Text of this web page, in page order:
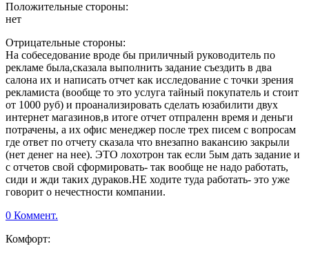
Положительные стороны:
нет
Отрицательные стороны:
На собеседование вроде бы приличный руководитель по
рекламе была,сказала выполнить задание съездить в два
салона их и написать отчет как исследование с точки зрения
рекламиста (вообще то это услуга тайный покупатель и стоит
от 1000 руб) и проанализировать сделать юзабилити двух
интернет магазинов,в итоге отчет отпраленн время и деньги
потрачены, а их офис менеджер после трех писем с вопросам
где ответ по отчету сказала что внезапно вакансию закрыли
(нет денег на нее). ЭТО лохотрон так если 5ым дать задание и
с отчетов свой сформировать- так вообще не надо работать,
сиди и жди таких дураков.НЕ ходите туда работать- это уже
говорит о нечестности компании.
0 Коммент.
Комфорт: